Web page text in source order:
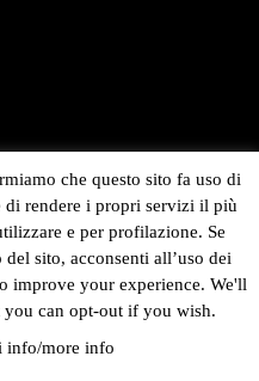
che questo sito fa uso di
rendere i propri servizi il più
e per profilazione. Se
sito, acconsenti all’uso dei
improve your experience. We'll
can opt-out if you wish.
info/more info